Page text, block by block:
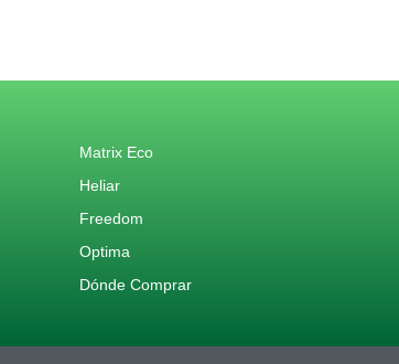
Matrix Eco
Heliar
Freedom
Optima
Dónde Comprar